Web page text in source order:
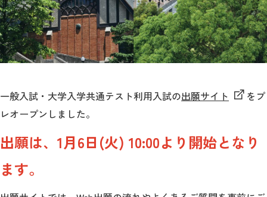
留学・国際交流
キャリア
生涯学習・社会連携
一般入試・大学入学共通テスト利用入試の出願サイト
をプ
レオープンしました。
出願は、1月6日(火) 10:00より開始となり
ます。